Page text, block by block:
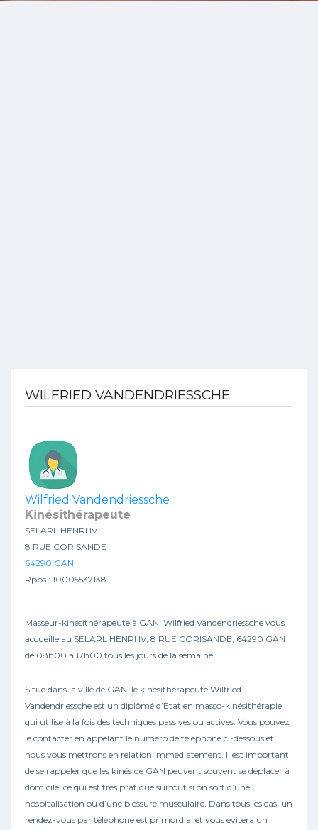
WILFRIED VANDENDRIESSCHE
Wilfried Vandendriessche
Kinésithérapeute
SELARL HENRI IV
8 RUE CORISANDE
64290 GAN
Rpps : 10005537138
Masseur-kinésithérapeute à GAN, Wilfried Vandendriessche vous
accueille au SELARL HENRI IV, 8 RUE CORISANDE, 64290 GAN
de 08h00 à 17h00 tous les jours de la semaine.
Situé dans la ville de GAN, le kinésithérapeute Wilfried
Vandendriessche est un diplômé d’Etat en masso-kinésithérapie
qui utilise à la fois des techniques passives ou actives. Vous pouvez
le contacter en appelant le numéro de téléphone ci-dessous et
nous vous mettrons en relation immédiatement. Il est important
de se rappeler que les kinés de GAN peuvent souvent se déplacer à
domicile, ce qui est très pratique surtout si on sort d’une
hospitalisation ou d’une blessure musculaire. Dans tous les cas, un
rendez-vous par téléphone est primordial et vous évitera un